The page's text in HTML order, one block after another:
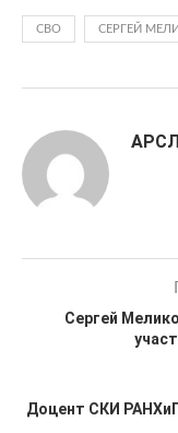
СВО СЕРГЕЙ
Сергей
Доцент СКИ